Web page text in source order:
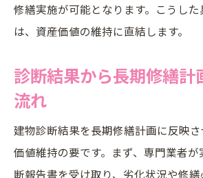
修繕実施が可能となります。こうし
は、資産価値の維持に直結します。
診断結果から長期修繕計
流れ
建物診断結果を長期修繕計画に反映
価値維持の要です。まず、専門業者
断報告書を受け取り、劣化状況や修